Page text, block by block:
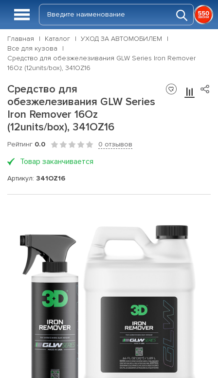
Главная Каталог
УХОД ЗА АВТОМОБИЛЕМ
Все для кузова
Средство для обезжелезивания GLW Series Iron Remover
16Oz (12units/box), 341OZ16
Средство для
обезжелезивания GLW Series
Iron Remover 16Oz
(12units/box), 341OZ16
Рейтинг 0.0 0 отзывов
Товар заканчивается
Артикул: 341OZ16